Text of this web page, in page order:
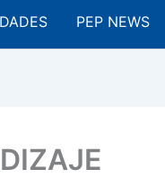
PEP NEWS